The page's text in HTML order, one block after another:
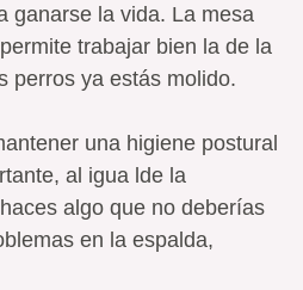
ganarse la vida. La mesa
trabajar bien la de la
perros ya estás molido.
una higiene postural
al igua lde la
algo que no deberías
en la espalda,